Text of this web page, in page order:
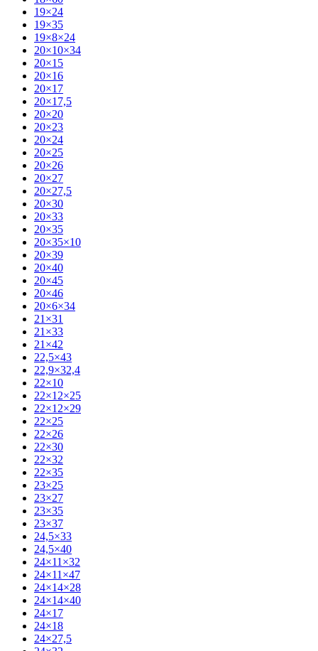
19×24
19×35
19×8×24
20×10×34
20×15
20×16
20×17
20×17,5
20×20
20×23
20×24
20×25
20×26
20×27
20×27,5
20×30
20×33
20×35
20×35×10
20×39
20×40
20×45
20×46
20×6×34
21×31
21×33
21×42
22,5×43
22,9×32,4
22×10
22×12×25
22×12×29
22×25
22×26
22×30
22×32
22×35
23×25
23×27
23×35
23×37
24,5×33
24,5×40
24×11×32
24×11×47
24×14×28
24×14×40
24×17
24×18
24×27,5